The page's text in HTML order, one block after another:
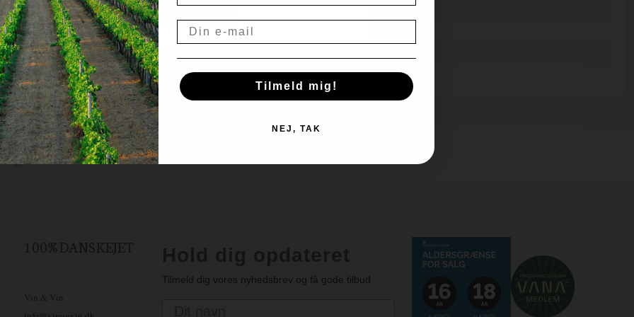
NEJ JA, JEG ER OVER 18
frugt.
med 12 generationers erfaring (snart 13)
drager vingården fordel af
fokus på klassiske druesorter som
hvidvine, der spænder fra sprøde og
blandt rødvinene, der balancerer
fremhæver terroirets unikke præg i
Lagring 24 mdr. fadlagring
Skruelåg
Land
levering, 1-3
Gratis fragt over
999,00
Vin & Vin
Tilmeld dig vores nyhedsbrev og få gode tilbud
Email
Tilmeld mig!
NEJ, TAK